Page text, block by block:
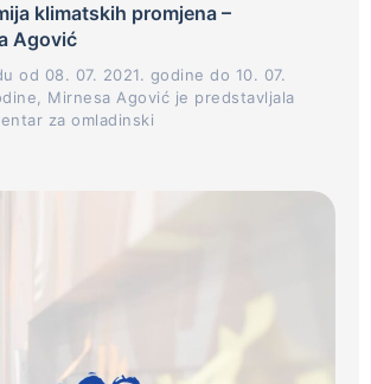
klimatskih promjena –
Agović
od 08. 07. 2021. godine do 10. 07.
Mirnesa Agović je predstavljala
za omladinski